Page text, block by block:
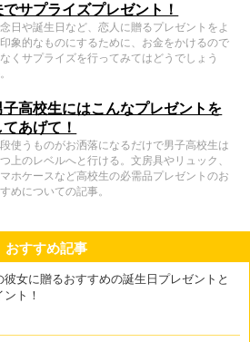
でサプライズプレゼント！
日や誕生日など、恋人に贈るプレゼントをよ
象的なものにするために、お金をかけるので
くサプライズを行ってみてはどうでしょう
子高校生にはこんなプレゼントを
てあげて！
使うものがお洒落になるだけで男子高校生は
上のレベルへと行ける。文房具やリュック、
ホケースなど高校生の必需品プレゼントのお
めについての記事。
おすすめ記事
彼女に贈るおすすめの誕生日プレゼントと
ト！